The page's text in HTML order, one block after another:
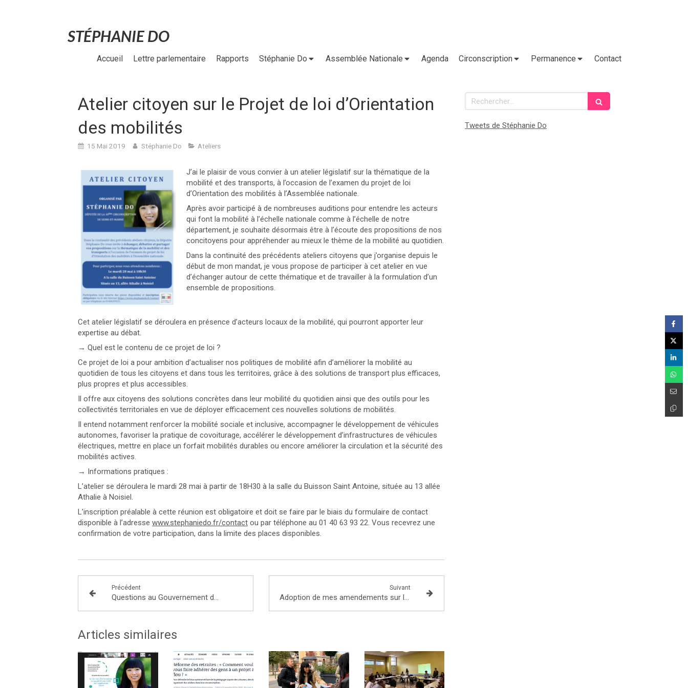
STÉPHANIE DO
Accueil Lettre parlementaire Rapports Stéphanie Do Assemblée Nationale Agenda Circonscription Permanence Contact
Atelier citoyen sur le Projet de loi d’Orientation
des mobilités
15 Mai 2019 Stéphanie Do Ateliers
J’ai le plaisir de vous convier à un atelier législatif sur la thématique de la
mobilité et des transports, à l’occasion de l’examen du projet de loi
d’Orientation des mobilités à l’Assemblée nationale.
Après avoir participé à de nombreuses auditions pour entendre les acteurs
qui font la mobilité à l’échelle nationale comme à l’échelle de notre
département, je souhaite désormais être à l’écoute des propositions de nos
concitoyens pour appréhender au mieux le thème de la mobilité au quotidien.
Dans la continuité des précédents ateliers citoyens que j’organise depuis le
début de mon mandat, je vous propose de participer à cet atelier en vue
d’échanger autour de cette thématique et de travailler à la formulation d’un
ensemble de propositions.
Cet atelier législatif se déroulera en présence d’acteurs locaux de la mobilité, qui pourront apporter leur
expertise au débat.
→ Quel est le contenu de ce projet de loi ?
Ce projet de loi a pour ambition d’actualiser nos politiques de mobilité afin d’améliorer la mobilité au
quotidien de tous les citoyens et dans tous les territoires, grâce à des solutions de transport plus efficaces,
plus propres et plus accessibles.
Il offre aux citoyens des solutions concrètes dans leur mobilité du quotidien ainsi que des outils pour les
collectivités territoriales en vue de déployer efficacement ces nouvelles solutions de mobilités.
Il entend notamment renforcer la mobilité sociale et inclusive, accompagner le développement de véhicules
autonomes, favoriser la pratique de covoiturage, accélérer le développement d’infrastructures de véhicules
électriques, mettre en place un forfait mobilités durables ou encore améliorer la circulation et la sécurité des
mobilités actives.
→ Informations pratiques :
L’atelier se déroulera le mardi 28 mai à partir de 18H30 à la salle du Buisson Saint Antoine, située au 13 allée
Athalie à Noisiel.
L’inscription préalable à cette réunion est obligatoire et doit se faire par le biais du formulaire de contact
disponible à l’adresse www.stephaniedo.fr/contact ou par téléphone au 01 40 63 93 22. Vous recevrez une
confirmation de votre participation, dans la limite des places disponibles.
Précédent Suivant
Articles similaires
Rechercher
Tweets de Stéphanie Do